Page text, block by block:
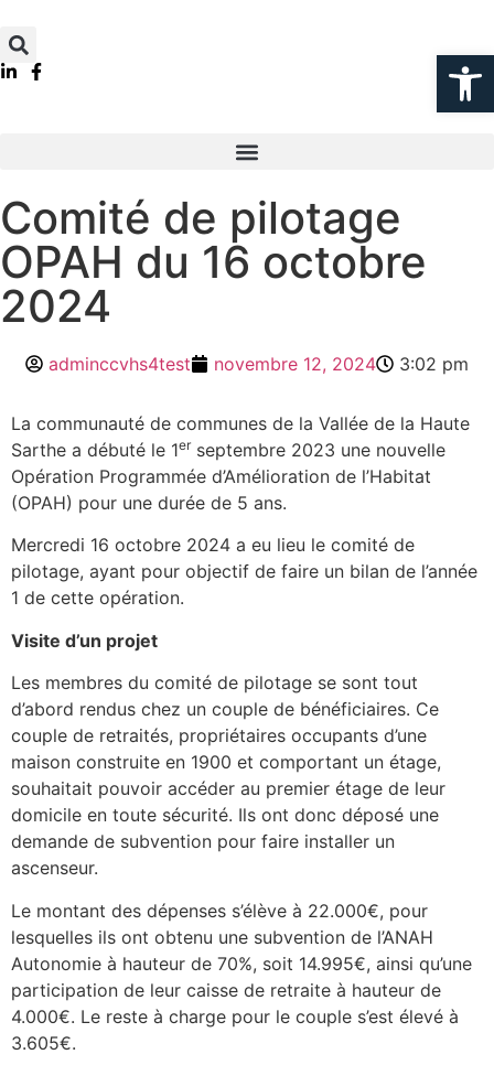
Comité de pilotage
OPAH du 16 octobre
2024
adminccvhs4test novembre 12, 2024 3:02 pm
La communauté de communes de la Vallée de la Haute
Sarthe a débuté le 1erseptembre 2023 une nouvelle
Opération Programmée d’Amélioration de l’Habitat
(OPAH) pour une durée de 5 ans.
Mercredi 16 octobre 2024 a eu lieu le comité de
pilotage, ayant pour objectif de faire un bilan de l’année
1 de cette opération.
Visite d’un projet
Les membres du comité de pilotage se sont tout
d’abord rendus chez un couple de bénéficiaires. Ce
couple de retraités, propriétaires occupants d’une
maison construite en 1900 et comportant un étage,
souhaitait pouvoir accéder au premier étage de leur
domicile en toute sécurité. Ils ont donc déposé une
demande de subvention pour faire installer un
ascenseur.
Le montant des dépenses s’élève à 22.000€, pour
lesquelles ils ont obtenu une subvention de l’ANAH
Autonomie à hauteur de 70%, soit 14.995€, ainsi qu’une
participation de leur caisse de retraite à hauteur de
4.000€. Le reste à charge pour le couple s’est élevé à
3.605€.
Ouvrir